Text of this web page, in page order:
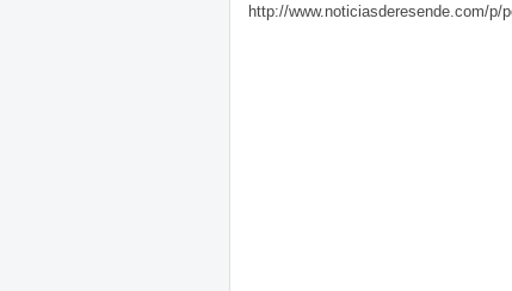
http://www.noticiasderesende.com/p/